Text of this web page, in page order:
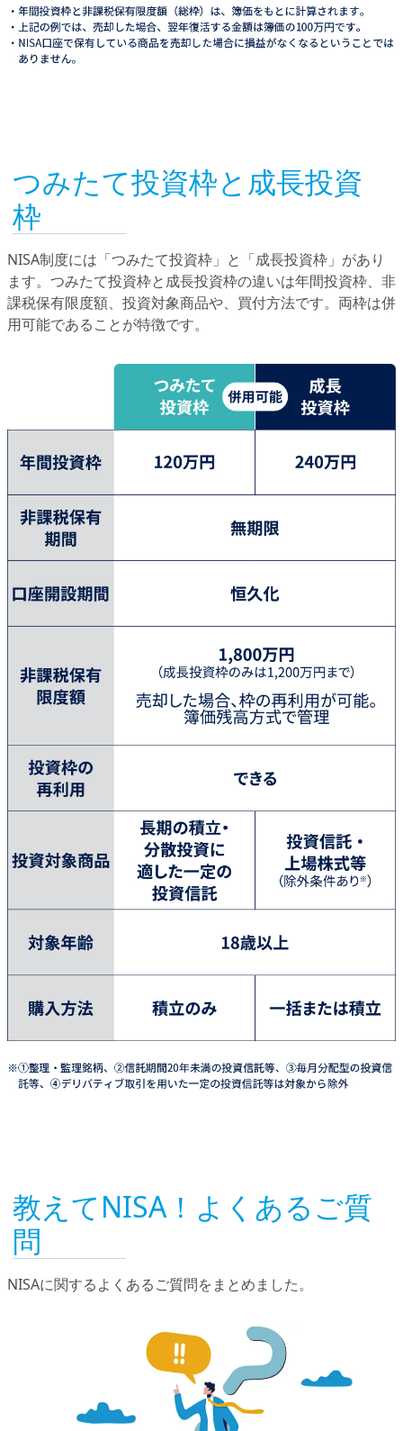
つみたて投資枠と成長投資
枠
NISA制度には「つみたて投資枠」と「成長投資枠」があり
ます。つみたて投資枠と成長投資枠の違いは年間投資枠、非
課税保有限度額、投資対象商品や、買付方法です。両枠は併
用可能であることが特徴です。
教えてNISA！よくあるご質
問
NISAに関するよくあるご質問をまとめました。